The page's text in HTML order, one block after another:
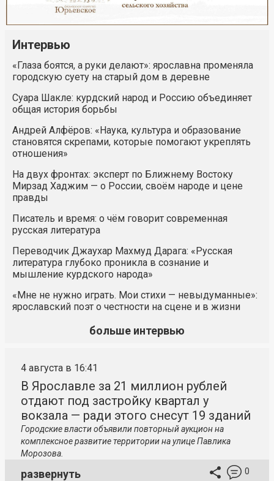
Интервью
«Глаза боятся, а руки делают»: ярославна променяла
городскую суету на старый дом в деревне
Суара Шакле: курдский народ и Россию объединяет
общая история борьбы
Андрей Алфёров: «Наука, культура и образование
становятся скрепами, которые помогают укреплять
отношения»
На двух фронтах: эксперт по Ближнему Востоку
Мирзад Хаджим — о России, своём народе и цене
правды
Писатель и время: о чём говорит современная
русская литература
Переводчик Джаухар Махмуд Дарага: «Русская
литература глубоко проникла в сознание и
мышление курдского народа»
«Мне не нужно играть. Мои стихи — невыдуманные»:
ярославский поэт о честности на сцене и в жизни
больше интервью
4 августа в 16:41
В Ярославле за 21 миллион рублей
отдают под застройку квартал у
вокзала — ради этого снесут 19 зданий
Городские власти объявили повторный аукцион на
комплексное развитие территории на улице Павлика
Морозова.
развернуть 0